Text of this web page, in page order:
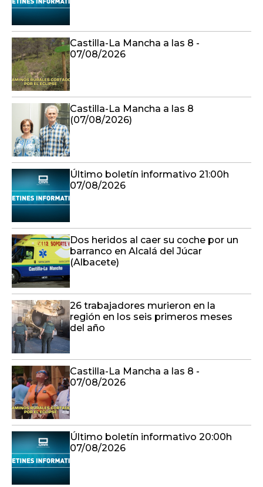
Castilla-La Mancha a las 8 -
07/08/2026
Castilla-La Mancha a las 8
(07/08/2026)
Último boletín informativo 21:00h
07/08/2026
Dos heridos al caer su coche por un
barranco en Alcalá del Júcar
(Albacete)
26 trabajadores murieron en la
región en los seis primeros meses
del año
Castilla-La Mancha a las 8 -
07/08/2026
Último boletín informativo 20:00h
07/08/2026